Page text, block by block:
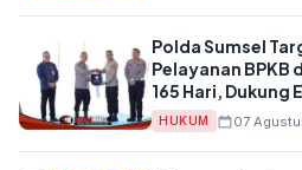
Polda Sumsel
Pelayanan BPKB
165 Hari, Dukung
HUKUM 07